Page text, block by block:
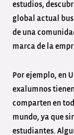
estudios,
global actual
de una
marca de la
Por ejemplo, en
exalumnos tienen
comparten en
mundo, ya que
estudiantes.